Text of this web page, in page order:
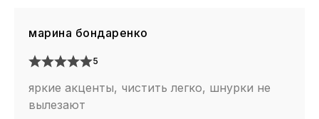
марина бондаренко
5
яркие акценты, чистить легко, шнурки не
вылезают